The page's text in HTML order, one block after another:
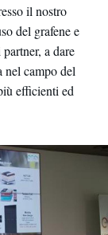
il nostro
del grafene e
a dare
nel campo del
efficienti ed